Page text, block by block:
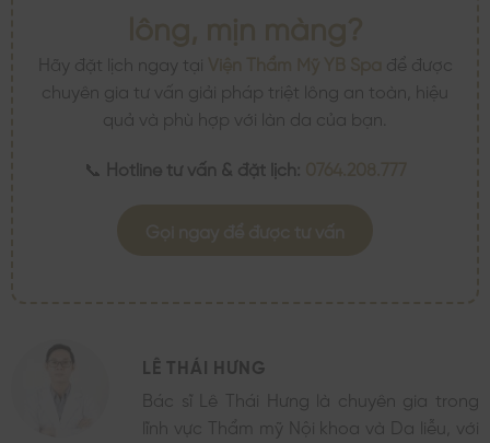
Hãy đặt lịch ngay tại
để được
chuyên gia tư vấn giải pháp triệt lông an toàn, hiệu
quả và phù hợp với làn da của bạn.
📞 Hotline tư vấn & đặt lịch:
LÊ THÁI HƯNG
Bác sĩ Lê Thái Hưng là chuyên gia trong
lĩnh vực Thẩm mỹ Nội khoa và Da liễu, với